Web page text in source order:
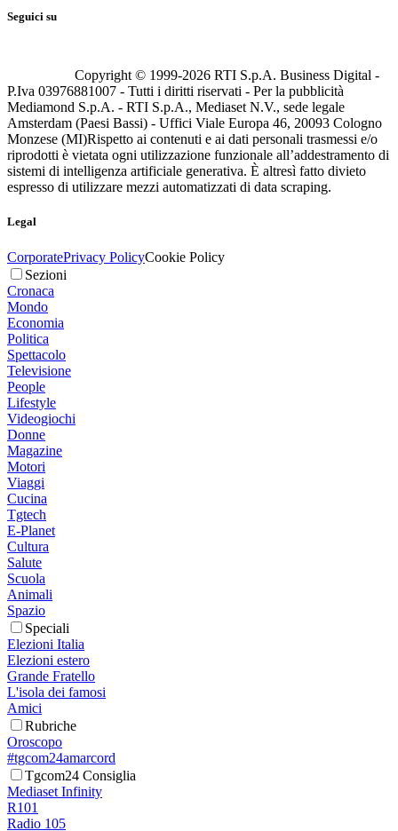
Seguici su
Copyright © 1999-2026 RTI S.p.A. Business Digital -
P.Iva 03976881007 - Tutti i diritti riservati - Per la pubblicità
Mediamond S.p.A. - RTI S.p.A., Mediaset N.V., sede legale
Amsterdam (Paesi Bassi) - Uffici Viale Europa 46, 20093 Cologno
Monzese (MI)Rispetto ai contenuti e ai dati personali trasmessi e/o
riprodotti è vietata ogni utilizzazione funzionale all’addestramento di
sistemi di intelligenza artificiale generativa. È altresì fatto divieto
espresso di utilizzare mezzi automatizzati di data scraping.
Legal
CorporatePrivacy PolicyCookie Policy
Sezioni
Cronaca
Mondo
Economia
Politica
Spettacolo
Televisione
People
Lifestyle
Videogiochi
Donne
Magazine
Motori
Viaggi
Cucina
Tgtech
E-Planet
Cultura
Salute
Scuola
Animali
Spazio
Speciali
Elezioni Italia
Elezioni estero
Grande Fratello
L'isola dei famosi
Amici
Rubriche
Oroscopo
#tgcom24amarcord
Tgcom24 Consiglia
Mediaset Infinity
R101
Radio 105